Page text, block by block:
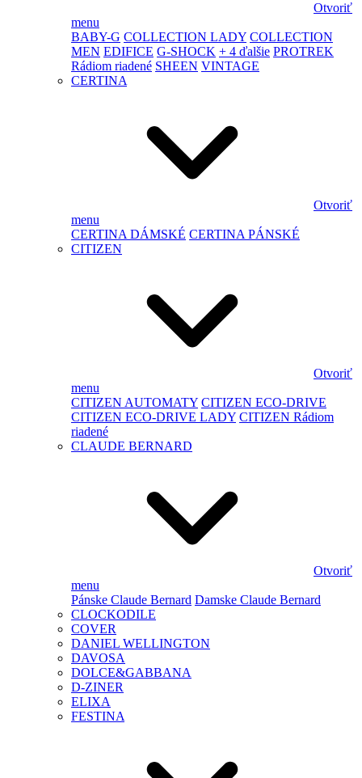
Otvoriť
menu
BABY-G COLLECTION LADY COLLECTION
MEN EDIFICE G-SHOCK + 4 ďalšie PROTREK
Rádiom riadené SHEEN VINTAGE
CERTINA
Otvoriť
menu
CERTINA DÁMSKÉ CERTINA PÁNSKÉ
CITIZEN
Otvoriť
menu
CITIZEN AUTOMATY CITIZEN ECO-DRIVE
CITIZEN ECO-DRIVE LADY CITIZEN Rádiom
riadené
CLAUDE BERNARD
Otvoriť
menu
Pánske Claude Bernard Damske Claude Bernard
CLOCKODILE
COVER
DANIEL WELLINGTON
DAVOSA
DOLCE&GABBANA
D-ZINER
ELIXA
FESTINA